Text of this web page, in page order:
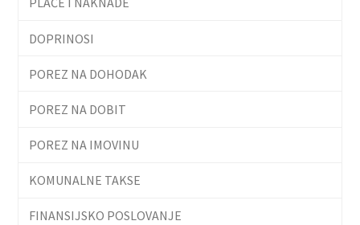
DOPRINOSI
POREZ NA DOHODAK
POREZ NA DOBIT
POREZ NA IMOVINU
KOMUNALNE TAKSE
FINANSIJSKO POSLOVANJE